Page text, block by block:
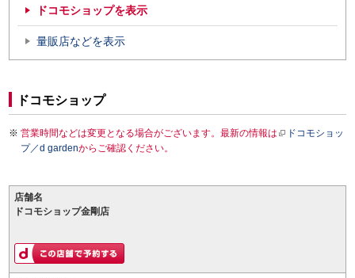
ドコモショップを表示
量販店などを表示
ドコモショップ
営業時間などは変更となる場合がございます。最新の情報は
ドコモショッ
プ／d gardenからご確認ください。
店舗名
ドコモショップ金剛店